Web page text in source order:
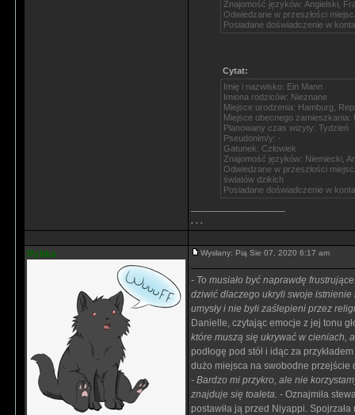
Znajomość języków: Angielski,
Odwiedzane w przeszłości
Posiadane doświadczenie w
Cytat:
Imię i nazwisko: Ein Mann
Imiona rodziców: Nieznane
Miejsce urodzenia: Hamburg,
Miejsce obecnego
Planowany czas wizyty: Tydzień
Pseudonim/y: -
Gatunek: Człowiek
Znajomość języków: Niemiecki,
Odwiedzane w przeszłości
światów dzikich
Posiadane doświadczenie w
. . .
Rybka Wysłany: Pią Sie 07, 2020 6:17 am
- To musiało być naprawdę
dziwić dlaczego ukryli swoje
umysły i nie byli zaślepieni przez
Danielle, czytając emocje z jej tonu
które muszą się ukrywać w cieniach,
podłogę pod stół i idąc za
dużo miejsca na swobodne przejście
- Bardzo mi przykro, ale nie
znajduje się toaleta. - Oznajmiła
postawiła ją przed Niyappi.